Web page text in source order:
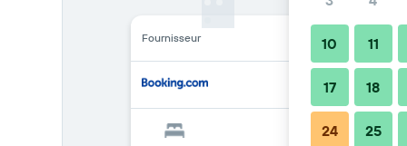
Fournisseur 10 11
17 18
24 25